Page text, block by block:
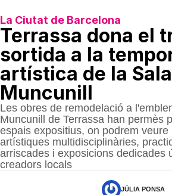
La Ciutat de Barcelona
Terrassa dona el
sortida a la
artística de la Sala
Muncunill
Les obres de remodelació a
Muncunill de Terrassa han permès
espais expositius, on podrem veure
artístiques multidisciplinàries,
arriscades i exposicions dedicades
creadors locals
JÚLIA PONSA